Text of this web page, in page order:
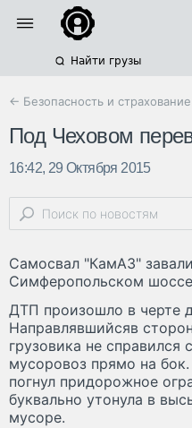
Найти грузы
← Безопасность и страхование
Под Чеховом
16:42, 29 Октября 2015
Самосвал "КамАЗ"
Симферопольском
ДТП произошло в черте
Направлявшийсяв
грузовика не
мусоровоз прямо на
погнул придорожное
буквально утонула в
мусоре.